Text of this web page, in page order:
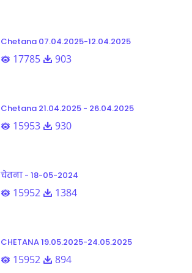
Chetana 07.04.2025-12.04.2025
17785 903
Chetana 21.04.2025 - 26.04.2025
15953 930
चेतना - 18-05-2024
15952 1384
CHETANA 19.05.2025-24.05.2025
15952 894